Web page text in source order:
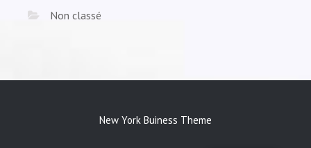
Non classé
New York Buiness Theme